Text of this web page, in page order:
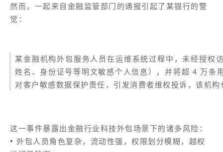
然而，一起来自金融监管部门的通报引起了某银行的警
觉：
某金融机构外包服务人员在运维系统过程中，未经授权
姓名、身份证号等明文敏感个人信息），并将超 4 万条
对客户敏感数据保护责任，引发消费者维权投诉，该机
这一事件暴露出金融行业科技外包场景下的诸多风险：
•外包人员角色复杂，流动性强，权限划分模糊，越权